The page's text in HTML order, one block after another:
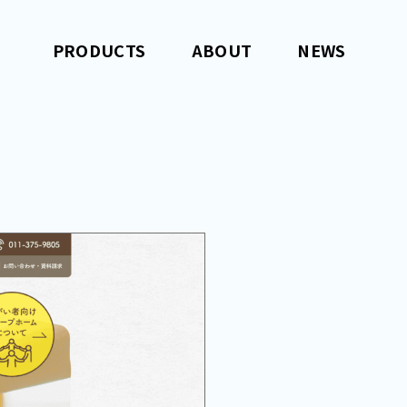
PRODUCTS ABOUT NEWS